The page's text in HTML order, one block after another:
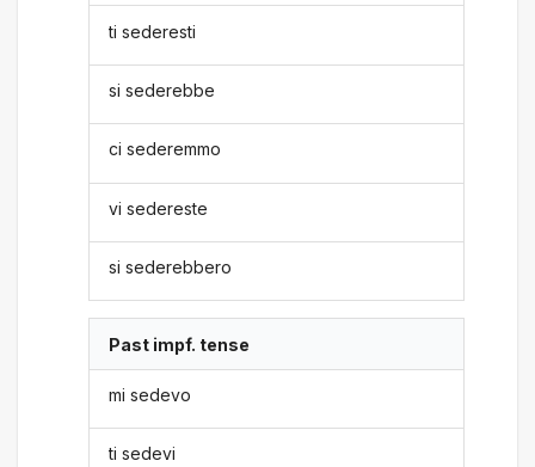
ti sederesti
si sederebbe
ci sederemmo
vi sedereste
si sederebbero
Past impf. tense
mi sedevo
ti sedevi